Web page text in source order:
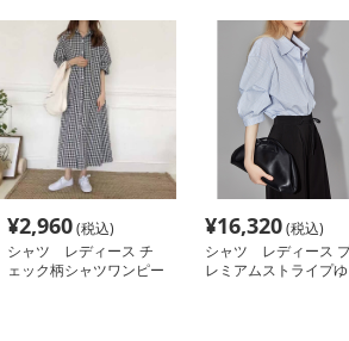
¥2,960(税込)
シャツ レディース チ
ェック柄シャツワンピー
¥16,320(税込)
シャツ レディース
レミアムストライプ